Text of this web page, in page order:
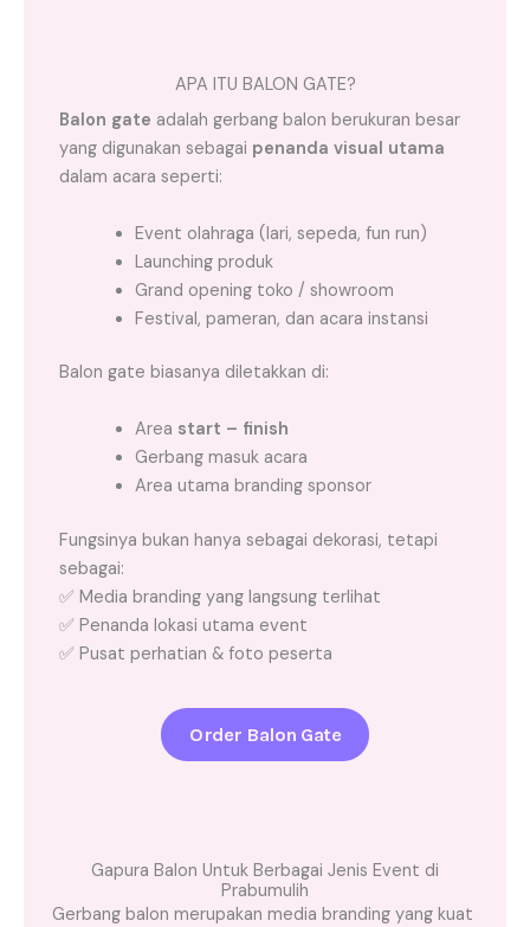
APA ITU BALON GATE?
Balon gate adalah gerbang balon berukuran besar
yang digunakan sebagai penanda visual utama
dalam acara seperti:
Event olahraga (lari, sepeda, fun run)
Launching produk
Grand opening toko / showroom
Festival, pameran, dan acara instansi
Balon gate biasanya diletakkan di:
Area start – finish
Gerbang masuk acara
Area utama branding sponsor
Fungsinya bukan hanya sebagai dekorasi, tetapi
sebagai:
✅ Media branding yang langsung terlihat
✅ Penanda lokasi utama event
✅ Pusat perhatian & foto peserta
Order Balon Gate
Gapura Balon Untuk Berbagai Jenis Event di
Prabumulih
Gerbang balon merupakan media branding yang kuat